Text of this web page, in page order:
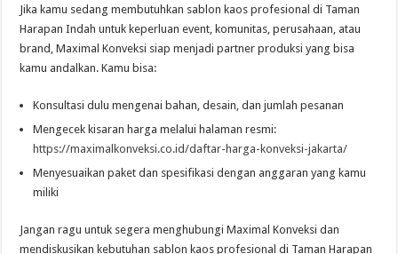
Jika kamu sedang membutuhkan sablon kaos profesional di Taman
Harapan Indah untuk keperluan event, komunitas, perusahaan, atau
brand, Maximal Konveksi siap menjadi partner produksi yang bisa
kamu andalkan. Kamu bisa:
Konsultasi dulu mengenai bahan, desain, dan jumlah pesanan
Mengecek kisaran harga melalui halaman resmi:
https://maximalkonveksi.co.id/daftar-harga-konveksi-jakarta/
Menyesuaikan paket dan spesifikasi dengan anggaran yang kamu
miliki
Jangan ragu untuk segera menghubungi Maximal Konveksi dan
mendiskusikan kebutuhan sablon kaos profesional di Taman Harapan